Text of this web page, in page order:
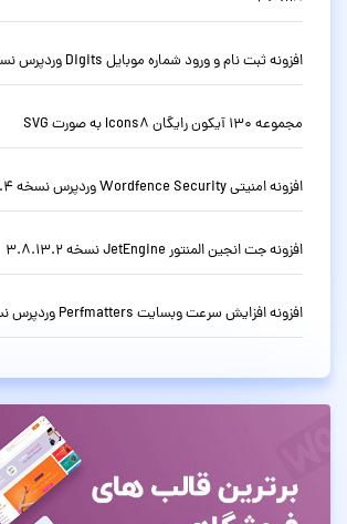
افزونه ثبت نام و ورود شماره موبایل Digits وردپرس نسخه 9.2
مجموعه 130 آیکون رایگان Icons8 به صورت SVG
افزونه امنیتی Wordfence Security وردپرس نسخه 8.1.4
افزونه جت انجین المنتور JetEngine نسخه 3.8.13.2
افزونه افزایش سرعت وبسایت Perfmatters وردپرس نسخه 2.6.6